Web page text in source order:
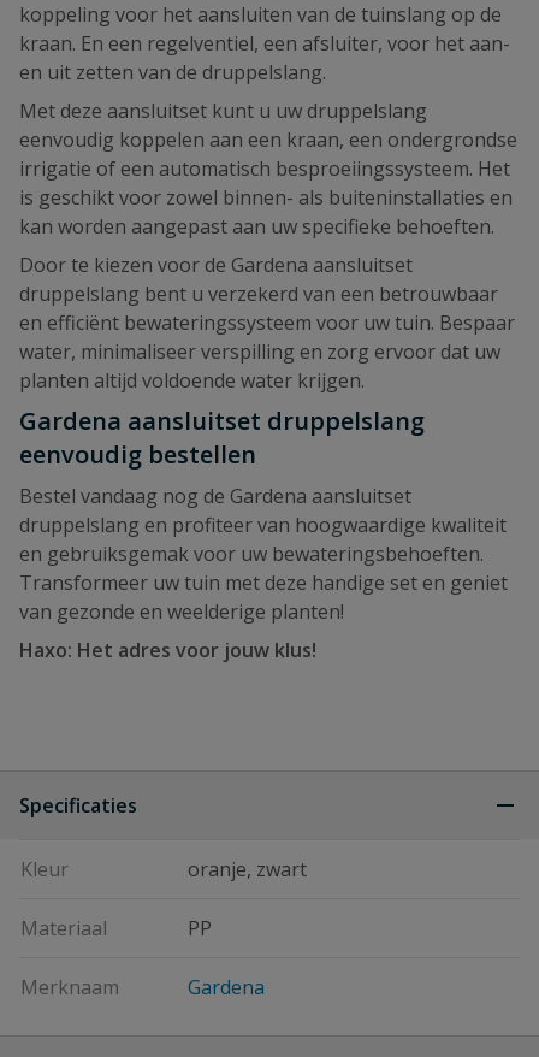
koppeling voor het aansluiten van de tuinslang op de
kraan. En een regelventiel, een afsluiter, voor het aan-
en uit zetten van de druppelslang.
Met deze aansluitset kunt u uw druppelslang
eenvoudig koppelen aan een kraan, een ondergrondse
irrigatie of een automatisch besproeiingssysteem. Het
is geschikt voor zowel binnen- als buiteninstallaties en
kan worden aangepast aan uw specifieke behoeften.
Door te kiezen voor de Gardena aansluitset
druppelslang bent u verzekerd van een betrouwbaar
en efficiënt bewateringssysteem voor uw tuin. Bespaar
water, minimaliseer verspilling en zorg ervoor dat uw
planten altijd voldoende water krijgen.
Gardena aansluitset druppelslang
eenvoudig bestellen
Bestel vandaag nog de Gardena aansluitset
druppelslang en profiteer van hoogwaardige kwaliteit
en gebruiksgemak voor uw bewateringsbehoeften.
Transformeer uw tuin met deze handige set en geniet
van gezonde en weelderige planten!
Haxo: Het adres voor jouw klus!
Specificaties
Kleur oranje, zwart
Materiaal PP
Merknaam Gardena